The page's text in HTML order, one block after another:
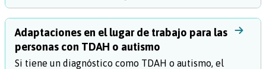
Adaptaciones en el lugar de trabajo para las
personas con TDAH o autismo
Si tiene un diagnóstico como TDAH o autismo, el